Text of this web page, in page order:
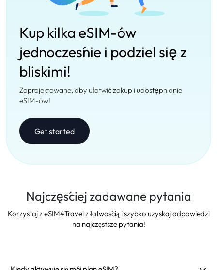
Kup kilka eSIM-ów
jednocześnie i podziel się z
bliskimi!
Zaprojektowane, aby ułatwić zakup i udostępnianie
eSIM-ów!
Get started
Najczęściej zadawane pytania
Korzystaj z eSIM4Travel z łatwością i szybko uzyskaj odpowiedzi
na najczęstsze pytania!